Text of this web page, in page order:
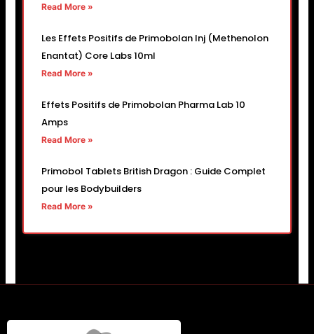
Read More »
Les Effets Positifs de Primobolan Inj (Methenolon
Enantat) Core Labs 10ml
Read More »
Effets Positifs de Primobolan Pharma Lab 10
Amps
Read More »
Primobol Tablets British Dragon : Guide Complet
pour les Bodybuilders
Read More »